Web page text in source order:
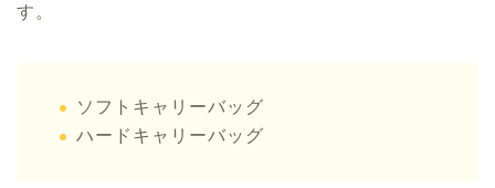
す。
ソフトキャリーバッグ
ハードキャリーバッグ